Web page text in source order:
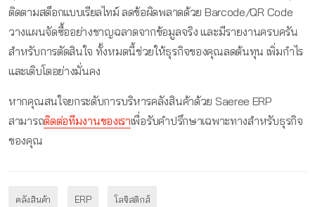
ติดตามสต็อกแบบเรียลไทม์ ลดข้อผิดพลาดด้วย Barcode/QR Code
วางแผนจัดซื้ออย่างชาญฉลาดจากข้อมูลจริง และมีรายงานครบครัน
สำหรับการตัดสินใจ ทั้งหมดนี้ช่วยให้ธุรกิจของคุณลดต้นทุน เพิ่มกำไร
และเติบโตอย่างมั่นคง
หากคุณสนใจยกระดับการบริหารคลังสินค้าด้วย Saeree ERP
สามารถติดต่อทีมงานของเราเพื่อรับคำปรึกษาเฉพาะทางสำหรับธุรกิจ
ของคุณ
คลังสินค้า ERP โลจิสติกส์